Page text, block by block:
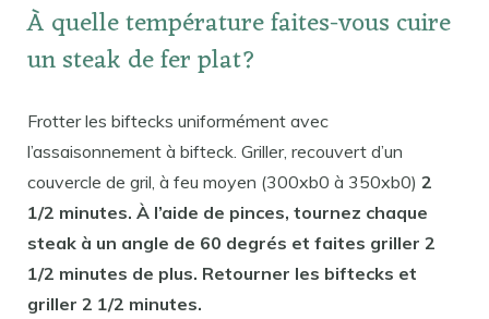
À quelle température faites-vous cuire
un steak de fer plat?
Frotter les biftecks ​​uniformément avec
l’assaisonnement à bifteck. Griller, recouvert d’un
couvercle de gril, à feu moyen (300xb0 à 350xb0) 2
1/2 minutes. À l’aide de pinces, tournez chaque
steak à un angle de 60 degrés et faites griller 2
1/2 minutes de plus. Retourner les biftecks ​​et
griller 2 1/2 minutes.